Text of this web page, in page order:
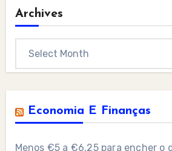
Archives
Economia E Finanças
Menos €5 a €6,25 para encher o